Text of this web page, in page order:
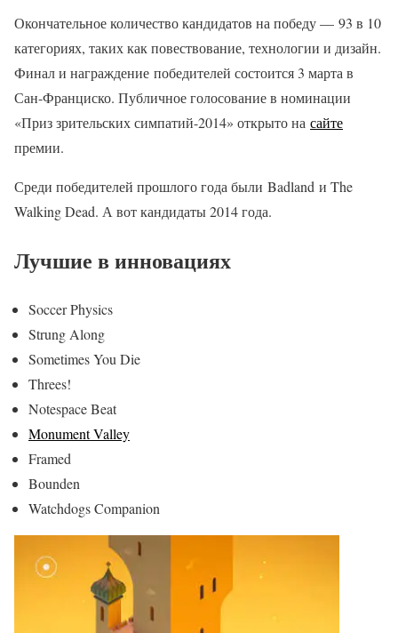
Окончательное количество кандидатов на победу — 93 в 10
категориях, таких как повествование, технологии и дизайн.
Финал и награждение победителей состоится 3 марта в
Сан-Франциско. Публичное голосование в номинации
«Приз зрительских симпатий-2014» открыто на сайте
премии.
Среди победителей прошлого года были Badland и The
Walking Dead. А вот кандидаты 2014 года.
Лучшие в инновациях
Soccer Physics
Strung Along
Sometimes You Die
Threes!
Notespace Beat
Monument Valley
Framed
Bounden
Watchdogs Companion